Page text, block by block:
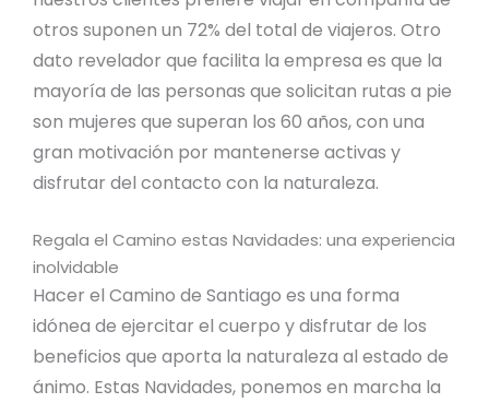
otros suponen un 72% del total de viajeros. Otro
dato revelador que facilita la empresa es que la
mayoría de las personas que solicitan rutas a pie
son mujeres que superan los 60 años, con una
gran motivación por mantenerse activas y
disfrutar del contacto con la naturaleza.
Regala el Camino estas Navidades: una experiencia
inolvidable
Hacer el Camino de Santiago es una forma
idónea de ejercitar el cuerpo y disfrutar de los
beneficios que aporta la naturaleza al estado de
ánimo. Estas Navidades, ponemos en marcha la